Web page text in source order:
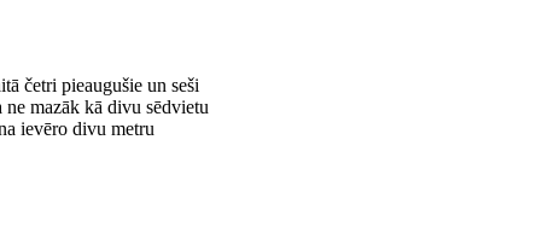
četri pieaugušie un seši
mazāk kā divu sēdvietu
ievēro divu metru